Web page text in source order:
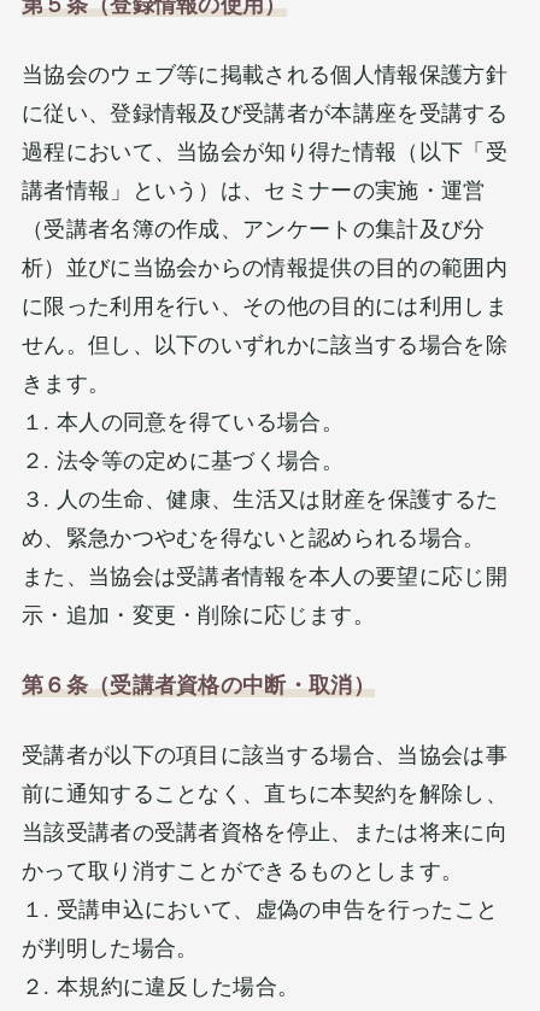
当協会のウェブ等に掲載される個人情報保護方針
に従い、登録情報及び受講者が本講座を受講する
過程において、当協会が知り得た情報（以下「受
講者情報」という）は、セミナーの実施・運営
（受講者名簿の作成、アンケートの集計及び分
析）並びに当協会からの情報提供の目的の範囲内
に限った利用を行い、その他の目的には利用しま
せん。但し、以下のいずれかに該当する場合を除
きます。
１. 本人の同意を得ている場合。
２. 法令等の定めに基づく場合。
３. 人の生命、健康、生活又は財産を保護するた
め、緊急かつやむを得ないと認められる場合。
また、当協会は受講者情報を本人の要望に応じ開
示・追加・変更・削除に応じます。
第６条（受講者資格の中断・取消）
受講者が以下の項目に該当する場合、当協会は事
前に通知することなく、直ちに本契約を解除し、
当該受講者の受講者資格を停止、または将来に向
かって取り消すことができるものとします。
１. 受講申込において、虚偽の申告を行ったこと
が判明した場合。
２. 本規約に違反した場合。